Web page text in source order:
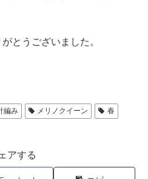
とうございました。
編み メリノクイーン
春
アする